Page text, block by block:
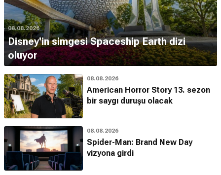
08.08.2026
Disney'in simgesi Spaceship Earth dizi
oluyor
08.08.2026
American Horror Story 13. sezon
bir saygı duruşu olacak
08.08.2026
Spider-Man: Brand New Day
vizyona girdi